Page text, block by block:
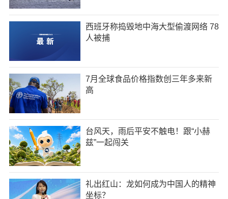
西班牙称捣毁地中海大型偷渡网络 78
人被捕
7月全球食品价格指数创三年多来新
高
台风天，雨后平安不触电！跟“小赫
兹”一起闯关
礼出红山：龙如何成为中国人的精神
坐标？